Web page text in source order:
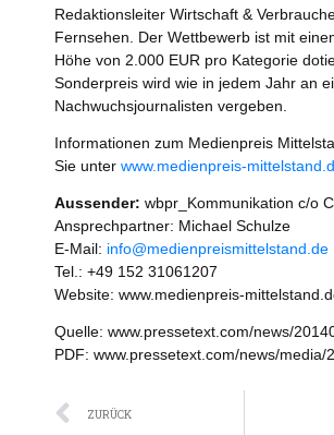
Redaktionsleiter Wirtschaft &
Fernsehen. Der Wettbewerb ist mit
Höhe von 2.000 EUR pro Kategorie
Sonderpreis wird wie in jedem Jahr an
Nachwuchsjournalisten vergeben.
Informationen zum Medienpreis
Sie unter www.medienpreis-
Aussender: wbpr_Kommunikation c/o
Ansprechpartner: Michael Schulze
E-Mail: info@medienpreismittelstand.de
Tel.: +49 152 31061207
Website: www.medienpreis-
Quelle: www.pressetext.com/news/
PDF: www.pressetext.com/news/media/
Zurück
ZURÜCK